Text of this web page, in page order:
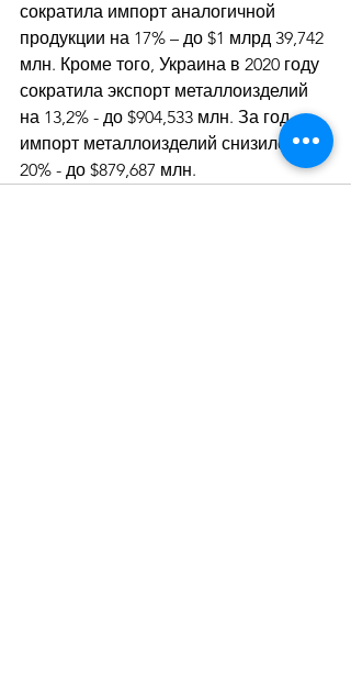
сократила импорт аналогичной
продукции на 17% – до $1 млрд 39,742
млн. Кроме того, Украина в 2020 году
сократила экспорт металлоизделий
на 13,2% - до $904,533 млн. За год
импорт металлоизделий снизился на
20% - до $879,687 млн.